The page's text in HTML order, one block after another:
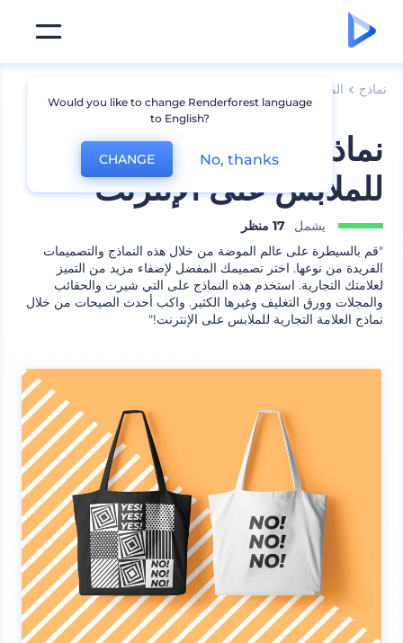
نماذج الملابس
نماذج العلامة التجارية
للملابس على الإنترنت
يشمل
17 منظر
"قم بالسيطرة على عالم الموضة من خلال هذه النماذج والتصميمات
الفريدة من نوعها. اختر تصميمك المفضل لإضفاء مزيد من التميز
لعلامتك التجارية. استخدم هذه النماذج على التي شيرت والحقائب
والمجلات وورق التغليف وغيرها الكثير. واكب أحدث الصيحات من خلال
نماذج العلامة التجارية للملابس على الإنترنت!"
Would you like to change Renderforest language
to English?
CHANGE No, thanks